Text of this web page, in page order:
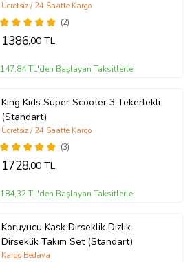
(2)
Ücretsiz / 24 Saatte Kargo
1386,00 TL
147,84 TL'den Başlayan Taksitlerle
King Kids Süper Scooter 3 Tekerlekli
(Standart)
(3)
Ücretsiz / 24 Saatte Kargo
1728,00 TL
184,32 TL'den Başlayan Taksitlerle
Koruyucu Kask Dirseklik Dizlik
Dirseklik Takım Set (Standart)
Kargo Bedava